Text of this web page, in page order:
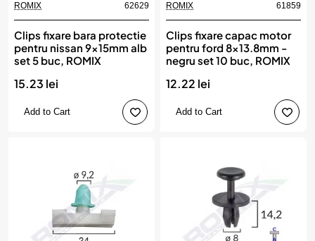
ROMIX 62629
Clips fixare bara protectie
pentru nissan 9x15mm alb
set 5 buc, ROMIX
15.23 lei
Add to Cart
ROMIX 61859
Clips fixare capac motor
pentru ford 8x13.8mm -
negru set 10 buc, ROMIX
12.22 lei
Add to Cart